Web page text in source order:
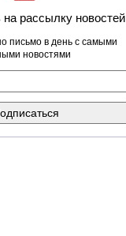
рассылку новостей
письмо в день с самыми
новостями